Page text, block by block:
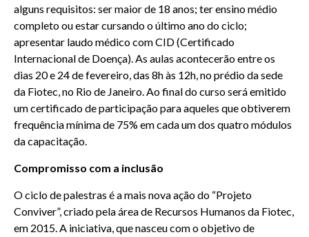
alguns requisitos: ser maior de 18 anos; ter ensino médio
completo ou estar cursando o último ano do ciclo;
apresentar laudo médico com CID (Certificado
Internacional de Doença). As aulas acontecerão entre os
dias 20 e 24 de fevereiro, das 8h às 12h, no prédio da sede
da Fiotec, no Rio de Janeiro. Ao final do curso será emitido
um certificado de participação para aqueles que obtiverem
frequência mínima de 75% em cada um dos quatro módulos
da capacitação.
Compromisso com a inclusão
O ciclo de palestras é a mais nova ação do “Projeto
Conviver”, criado pela área de Recursos Humanos da Fiotec,
em 2015. A iniciativa, que nasceu com o objetivo de